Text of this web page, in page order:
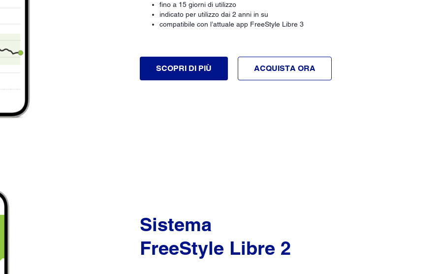
fino a 15 giorni di utilizzo
indicato per utilizzo dai 2 anni in su
compatibile con l’attuale app FreeStyle Libre 3
SCOPRI DI PIÙ ACQUISTA ORA
Sistema
FreeStyle Libre 2